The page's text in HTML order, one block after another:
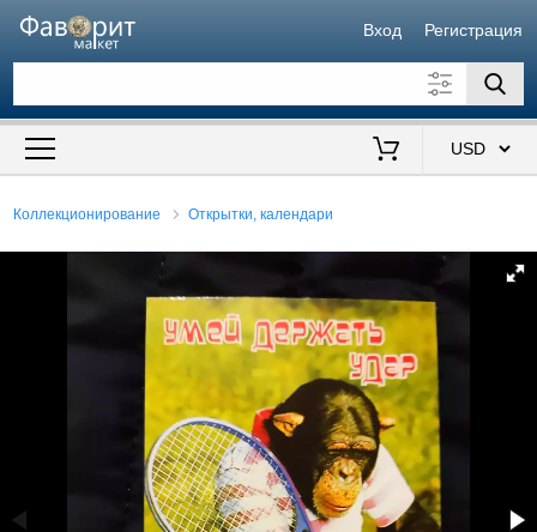
Вход Регистрация
Искать также в описании
Коллекционирование Открытки, календари